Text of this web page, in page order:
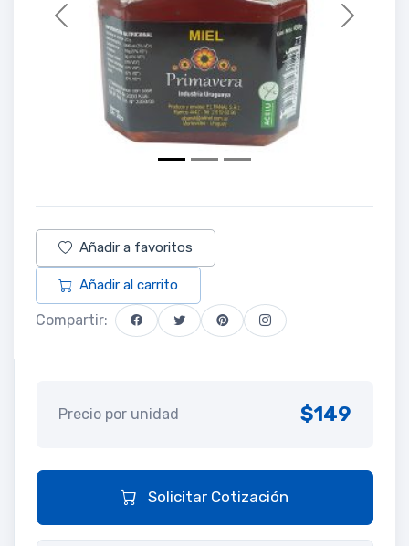
Previous Next
Añadir a favoritos
Añadir al carrito
Compartir:
Precio por unidad $149
Solicitar Cotización